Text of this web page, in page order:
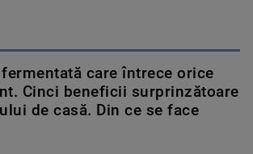
fermentată care întrece orice
Cinci beneficii surprinzătoare
de casă. Din ce se face